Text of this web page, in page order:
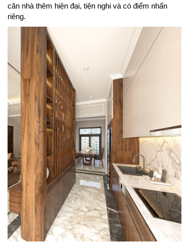
căn nhà thêm hiện đại, tiện nghi và có điểm nhấn
riêng.